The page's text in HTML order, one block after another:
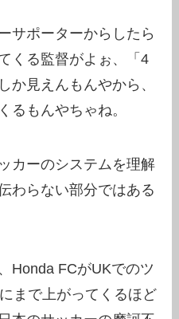
サポーターからしたら
くる監督がよぉ、「4
か見えんもんやから、
るもんやちゃね。
カーのシステムを理解
わらない部分ではある
Honda FCがUKでのツ
まで上がってくるほど